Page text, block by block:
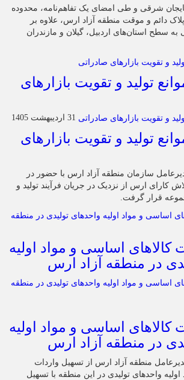
شرقی و طی امضای یک تفاهم‌نامه، محدوده
دائم و موقت منطقه آزاد ارس، علاوه بر
به سطح استان‌های اردبیل، گیلان و مازندران
تولید و تقویت بازارهای
31 اردیبهشت 1405
تولید و تقویت بازارهای
سازمان منطقه آزاد ارس با حضور در
کارای ارس از نزدیک در جریان فرآیند تولید و
قرار گرفت.
کالاهای اساسی و مواد اولیه
در منطقه آزاد ارس
کالاهای اساسی و مواد اولیه
در منطقه آزاد ارس
منطقه آزاد ارس از تسهیل واردات
واحدهای تولیدی در این منطقه با تسهیل